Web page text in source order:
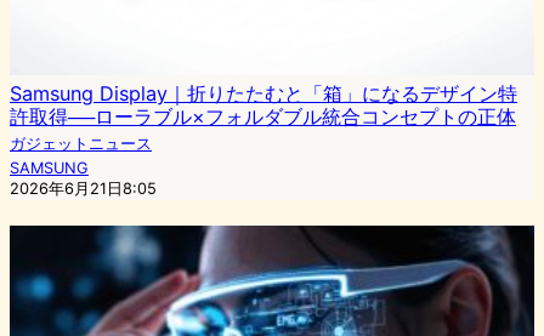
Samsung Display｜折りたたむと「箱」になるデザイン特
許取得──ローラブル×フォルダブル統合コンセプトの正体
ガジェットニュース
SAMSUNG
2026年6月21日8:05